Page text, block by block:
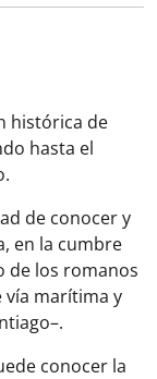
histórica de
hasta el
de conocer y
en la cumbre
de los romanos
marítima y
conocer la